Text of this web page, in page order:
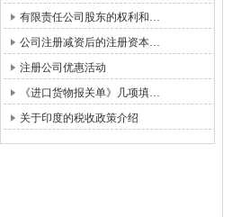
有限责任公司股东的权利和…
公司注册减资后的注册资本…
注册公司优惠活动
《进口货物报关单》几项填…
关于印度的税收政策介绍